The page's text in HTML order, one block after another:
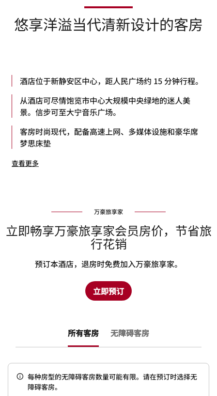
悠享洋溢当代清新设计的客房
酒店位于新静安区中心，距人民广场约 15 分钟行程。
从酒店可尽情饱览市中心大规模中央绿地的迷人美
景。信步可至大宁音乐广场。
客房时尚现代，配备高速上网、多媒体设施和豪华席
梦思床垫
查看更多
万豪旅享家
立即畅享万豪旅享家会员房价，节省旅
行花销
预订本酒店，退房时免费加入万豪旅享家。
立即预订
所有客房 无障碍客房
每种房型的无障碍客房数量可能有限。请在预订时选择无
障碍客房。